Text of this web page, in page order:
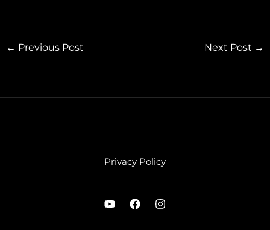
← Previous Post Next Post →
Privacy Policy